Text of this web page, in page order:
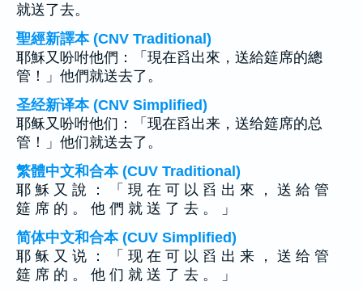
就送了去。
聖經新譯本 (CNV Traditional)
耶穌又吩咐他們：「現在舀出來，送給筵席的總
管！」他們就送去了。
圣经新译本 (CNV Simplified)
耶稣又吩咐他们：「现在舀出来，送给筵席的总
管！」他们就送去了。
繁體中文和合本 (CUV Traditional)
耶 穌 又 說 ： 「 現 在 可 以 舀 出 來 ， 送 給 管
筵 席 的 。 他 們 就 送 了 去 。 」
简体中文和合本 (CUV Simplified)
耶 稣 又 说 ： 「 现 在 可 以 舀 出 来 ， 送 给 管
筵 席 的 。 他 们 就 送 了 去 。 」